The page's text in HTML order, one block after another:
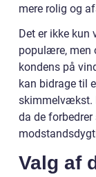
mere rolig og
Det er ikke kun
populære, men
kondens på
kan bidrage til
skimmelvækst.
da de
Valg af